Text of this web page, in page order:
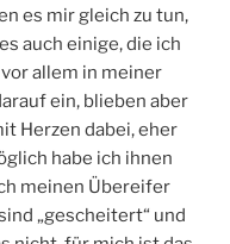
es mir gleich zu tun,
auch einige, die ich
allem in meiner
ein, blieben aber
Herzen dabei, eher
habe ich ihnen
meinen Übereifer
„gescheitert“ und